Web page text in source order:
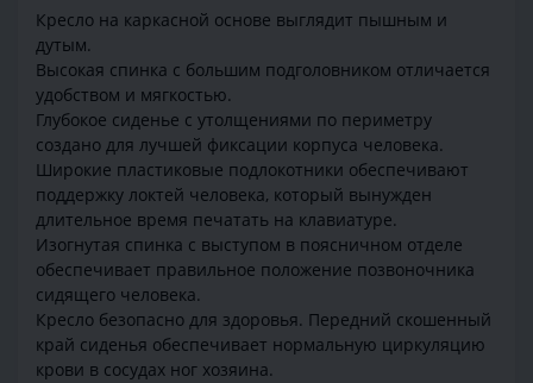
Кресло на каркасной основе выглядит пышным и
дутым.
Высокая спинка с большим подголовником отличается
удобством и мягкостью.
Глубокое сиденье с утолщениями по периметру
создано для лучшей фиксации корпуса человека.
Широкие пластиковые подлокотники обеспечивают
поддержку локтей человека, который вынужден
длительное время печатать на клавиатуре.
Изогнутая спинка с выступом в поясничном отделе
обеспечивает правильное положение позвоночника
сидящего человека.
Кресло безопасно для здоровья. Передний скошенный
край сиденья обеспечивает нормальную циркуляцию
крови в сосудах ног хозяина.